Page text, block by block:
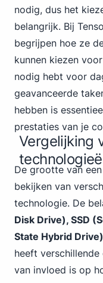
nodig, dus het
belangrijk. Bij
begrijpen hoe ze
kunnen kiezen
nodig hebt voor
geavanceerde
hebben is
prestaties van je
Vergelijking
De grootte van
bekijken van
technologie. De
Disk Drive), SSD
State Hybrid Drive)
heeft
van invloed is op